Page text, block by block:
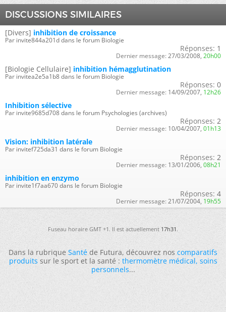
DISCUSSIONS SIMILAIRES
[Divers] inhibition de croissance
Par invite844a201d dans le forum Biologie
Réponses: 1
Dernier message: 27/03/2008, 20h00
[Biologie Cellulaire] inhibition hémagglutination
Par invitea2e5a1b8 dans le forum Biologie
Réponses: 0
Dernier message: 14/09/2007, 12h26
Inhibition sélective
Par invite9685d708 dans le forum Psychologies (archives)
Réponses: 2
Dernier message: 10/04/2007, 01h13
Vision: inhibition latérale
Par invitef725da31 dans le forum Biologie
Réponses: 2
Dernier message: 13/01/2006, 08h21
inhibition en enzymo
Par invite1f7aa670 dans le forum Biologie
Réponses: 4
Dernier message: 21/07/2004, 19h55
Fuseau horaire GMT +1. Il est actuellement17h31.
Dans la rubriqueSantéde Futura, découvrez noscomparatifs
produitssur le sport et la santé :thermomètre médical,soins
personnels...